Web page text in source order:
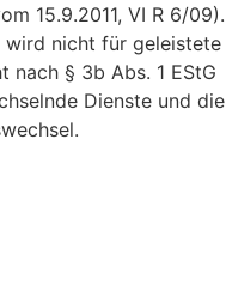
15.9.2011, VI R 6/09).
wird nicht für geleistete
§ 3b Abs. 1 EStG
Dienste und die